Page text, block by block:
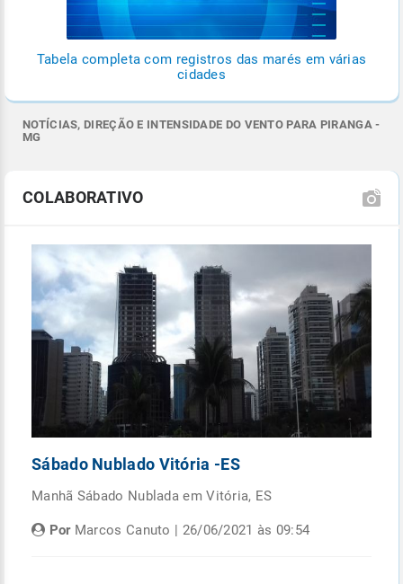
Tabela completa com registros das marés em várias
cidades
NOTÍCIAS, DIREÇÃO E INTENSIDADE DO VENTO PARA PIRANGA -
MG
COLABORATIVO
Sábado Nublado Vitória -ES
Manhã Sábado Nublada em Vitória, ES
PorMarcos Canuto | 26/06/2021 às 09:54